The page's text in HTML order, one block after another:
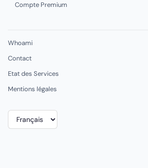
Compte Premium
Whoami
Contact
Etat des Services
Mentions légales
Choisir
une